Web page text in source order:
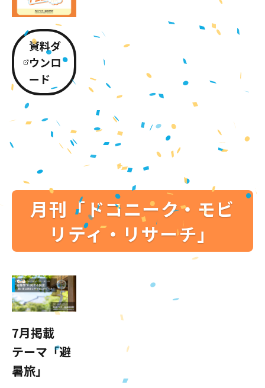
資料ダ
ウンロ
ード
月刊「ドコニーク・モビ
リティ・リサーチ」
7月掲載
テーマ「避
暑旅」